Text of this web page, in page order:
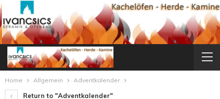
Home Allgemein Adventkalender
Return to "Adventkalender"